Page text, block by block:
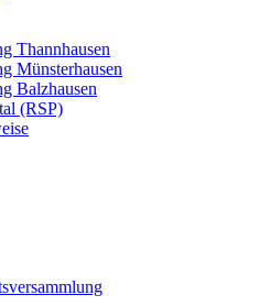
Thannhausen
Münsterhausen
Balzhausen
(RSP)